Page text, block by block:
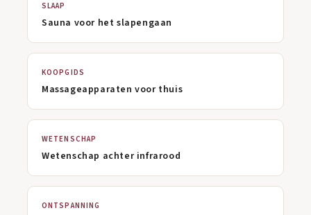
SLAAP
Sauna voor het slapengaan
KOOPGIDS
Massageapparaten voor thuis
WETENSCHAP
Wetenschap achter infrarood
ONTSPANNING